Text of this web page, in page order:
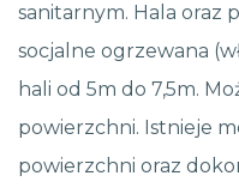
sanitarnym. Hala oraz
socjalne ogrzewana
hali od 5m do 7,5m.
powierzchni. Istnieje
powierzchni oraz